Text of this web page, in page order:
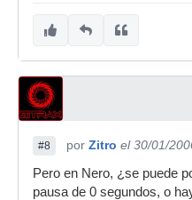
#8 por Zitro el 30/01/
Pero en Nero, ¿se puede
pausa de 0 segundos, o